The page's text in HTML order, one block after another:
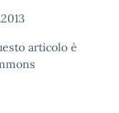
articolo è